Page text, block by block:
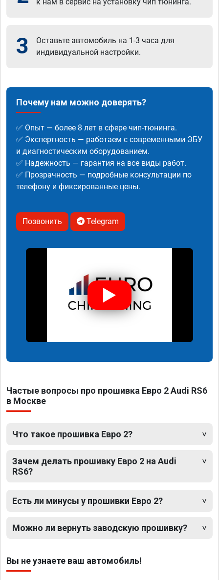
3
Оставьте автомобиль на 1-3 часа для
индивидуальной настройки.
Почему нам можно доверять?
✅ Опыт — более 8 лет в сфере чип-тюнинга.
✅ Экспертность — работаем с современными ЭБУ
и диагностическим оборудованием.
✅ Надежность — гарантия на все виды работ.
✅ Прозрачность — подробные консультации по
телефону и фиксированные цены.
Позвонить Telegram
Частые вопросы про прошивка Евро 2 Audi RS6
в Москве
Что такое прошивка Евро 2?
Зачем делать прошивку Евро 2 на Audi
RS6?
Есть ли минусы у прошивки Евро 2?
Можно ли вернуть заводскую прошивку?
Вы не узнаете ваш автомобиль!